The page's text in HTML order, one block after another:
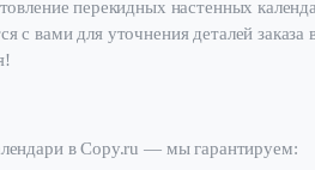
перекидных настенных
с вами для уточнения деталей заказа
в Copy.ru — мы гарантируем: